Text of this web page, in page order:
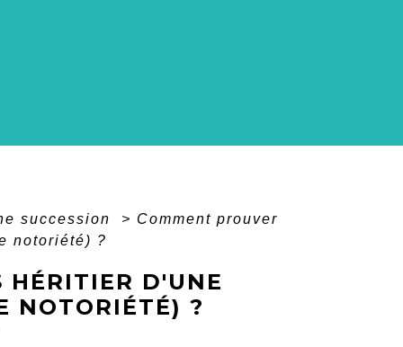
succession > Comment prouver
notoriété) ?
HÉRITIER D'UNE
NOTORIÉTÉ) ?